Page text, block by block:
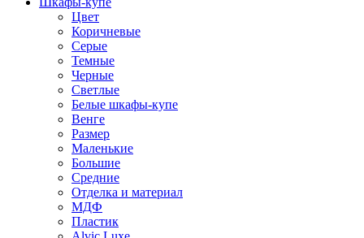
Цвет
Коричневые
Серые
Темные
Черные
Светлые
Белые шкафы-купе
Венге
Размер
Маленькие
Большие
Средние
Отделка и материал
МДФ
Пластик